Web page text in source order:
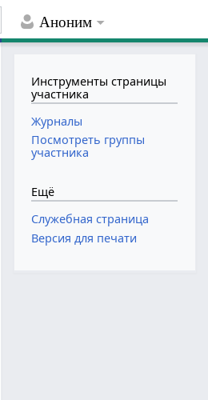
Аноним
Инструменты страницы
участника
Журналы
Посмотреть группы
участника
Ещё
Служебная страница
Версия для печати